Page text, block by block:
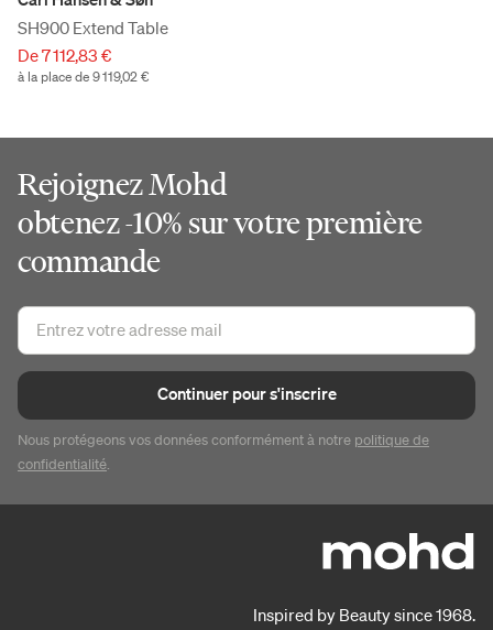
SH900 Extend Table
De 7 112,83 €
à la place de 9 119,02 €
Rejoignez Mohd
obtenez -10% sur votre première
commande
Continuer pour s'inscrire
Nous protégeons vos données conformément à notre politique de
confidentialité.
Inspired by Beauty since 1968.